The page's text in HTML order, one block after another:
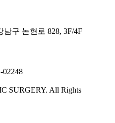
구 논현로 828, 3F/4F
02248
SURGERY. All Rights